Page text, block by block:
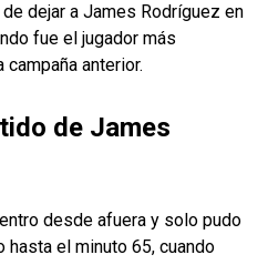
dejar a James Rodríguez en
fue el jugador más
anterior.
de James
desde afuera y solo pudo
hasta el minuto 65, cuando